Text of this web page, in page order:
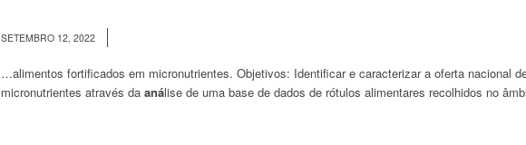
SETEMBRO 12, 2022
…alimentos fortificados em micronutrientes. Objetivos: Identificar e caracterizar a oferta nacional
micronutrientes através da análise de uma base de dados de rótulos alimentares recolhidos no